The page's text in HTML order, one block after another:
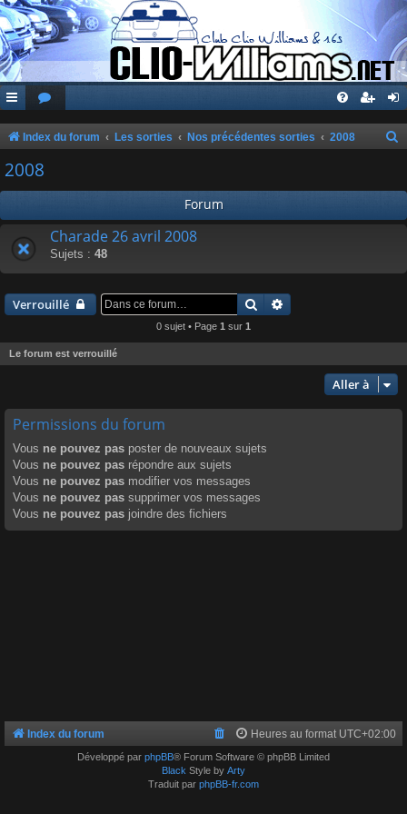
Index du forum Les sorties Nos précédentes sorties 2008
2008
Forum
Charade 26 avril 2008
Sujets : 48
Verrouillé Rechercher
0 sujet • Page 1 sur 1
Le forum est verrouillé
Aller à
Permissions du forum
Vous ne pouvez pas poster de nouveaux sujets
Vous ne pouvez pas répondre aux sujets
Vous ne pouvez pas modifier vos messages
Vous ne pouvez pas supprimer vos messages
Vous ne pouvez pas joindre des fichiers
Index du forum Heures au format UTC+02:00
Développé par phpBB® Forum Software © phpBB Limited
Black Style by Arty
Traduit par phpBB-fr.com